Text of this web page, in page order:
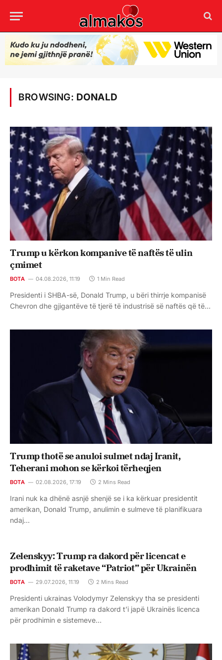
BROWSING: DONALD
Trump u kërkon kompanive të naftës të ulin
çmimet
BOTA 04.08.2026, 11:19 1 Min Read
Presidenti i SHBA-së, Donald Trump, u bëri thirrje kompanisë
Chevron dhe gjigantëve të tjerë të industrisë së naftës që të…
Trump thotë se anuloi sulmet ndaj Iranit,
Teherani mohon se kërkoi tërheqjen
BOTA 02.08.2026, 17:19 2 Mins Read
Irani nuk ka dhënë asnjë shenjë se i ka kërkuar presidentit
amerikan, Donald Trump, anulimin e sulmeve të planifikuara
ndaj…
Zelenskyy: Trump ra dakord për licencat e
prodhimit të raketave “Patriot” për Ukrainën
BOTA 29.07.2026, 11:19 2 Mins Read
Presidenti ukrainas Volodymyr Zelenskyy tha se presidenti
amerikan Donald Trump ra dakord t’i japë Ukrainës licenca
për prodhimin e sistemeve…